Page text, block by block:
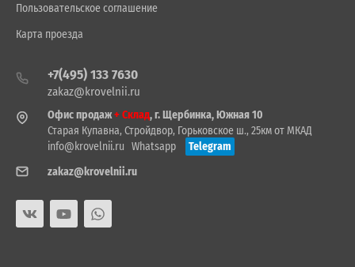
Пользовательское соглашение
Карта проезда
+7(495) 133 7630
zakaz@krovelnii.ru
Офис продаж+ Склад, г. Щербинка, Южная 10
Старая Купавна, Стройдвор, Горьковское ш., 25км от МКАД
info@krovelnii.ru Whatsapp
Telegram
zakaz@krovelnii.ru